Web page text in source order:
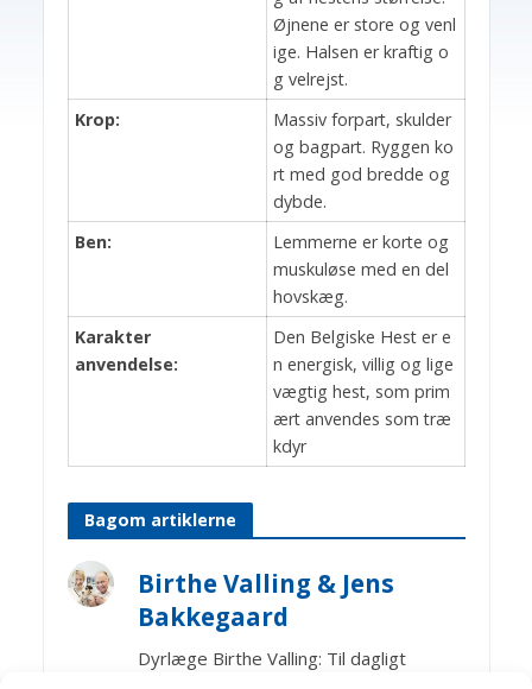
Øjnene er store og venl
ige. Halsen er kraftig o
g velrejst.
Krop:
Massiv forpart, skulder
og bagpart. Ryggen ko
rt med god bredde og
dybde.
Ben:
Lemmerne er korte og
muskuløse med en del
hovskæg.
Karakter
anvendelse:
Den Belgiske Hest er e
n energisk, villig og lige
vægtig hest, som prim
ært anvendes som træ
kdyr
Bagom artiklerne
Birthe Valling & Jens
Bakkegaard
Dyrlæge Birthe Valling: Til dagligt